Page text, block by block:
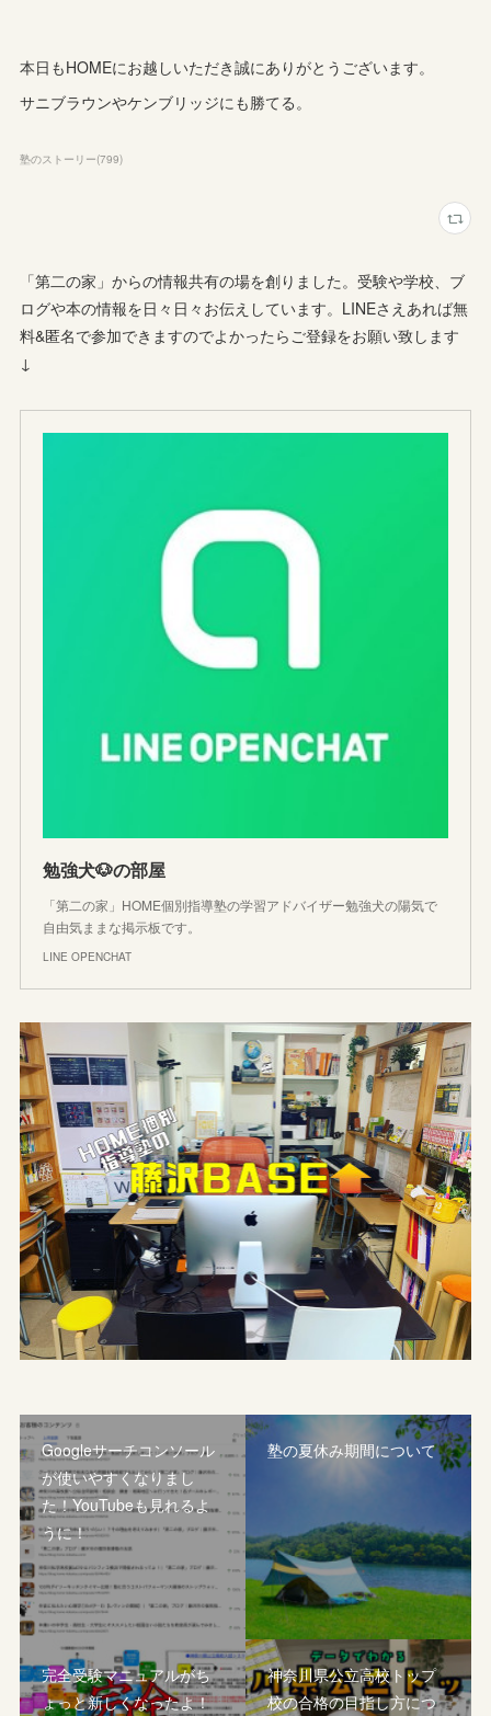
本日もHOMEにお越しいただき誠にありがとうございます。
サニブラウンやケンブリッジにも勝てる。
塾のストーリー(799)
「第二の家」からの情報共有の場を創りました。受験や学校、ブ
ログや本の情報を日々日々お伝えしています。LINEさえあれば無
料&匿名で参加できますのでよかったらご登録をお願い致します
↓
勉強犬🐶の部屋
「第二の家」HOME個別指導塾の学習アドバイザー勉強犬の陽気で
自由気ままな掲示板です。
LINE OPENCHAT
Googleサーチコンソール
が使いやすくなりまし
た！YouTubeも見れるよ
うに！
塾の夏休み期間について
完全受験マニュアルがち
ょっと新しくなったよ！
神奈川県公立高校トップ
校の合格の目指し方につ